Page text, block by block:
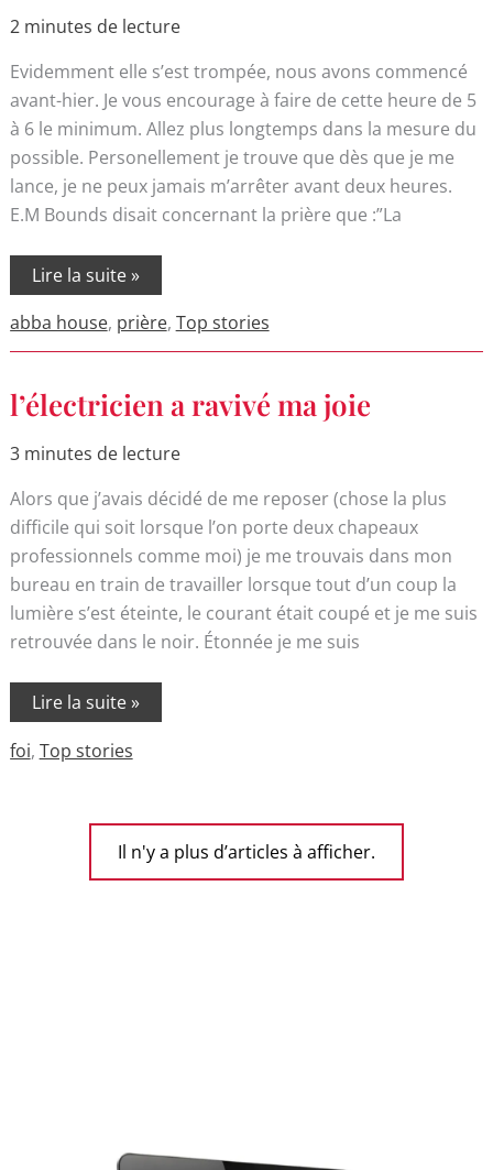
2 minutes de lecture
Evidemment elle s’est trompée, nous avons commencé
avant-hier. Je vous encourage à faire de cette heure de 5
à 6 le minimum. Allez plus longtemps dans la mesure du
possible. Personellement je trouve que dès que je me
lance, je ne peux jamais m’arrêter avant deux heures.
E.M Bounds disait concernant la prière que :”La
Béa
et
Bounds
–
prier
et
prier
longuement
Lire la suite »
abba house, prière, Top stories
l’électricien a ravivé ma joie
3 minutes de lecture
Alors que j’avais décidé de me reposer (chose la plus
difficile qui soit lorsque l’on porte deux chapeaux
professionnels comme moi) je me trouvais dans mon
bureau en train de travailler lorsque tout d’un coup la
lumière s’est éteinte, le courant était coupé et je me suis
retrouvée dans le noir. Étonnée je me suis
l’électricien
a
ma
joie
Lire la suite »
foi, Top stories
Il n'y a plus d’articles à afficher.